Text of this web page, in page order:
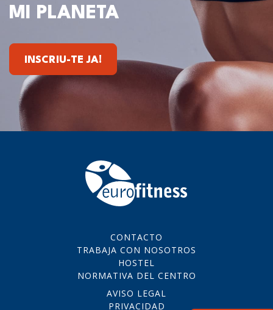
MI PLANETA
INSCRIU-TE JA!
CONTACTO
TRABAJA CON NOSOTROS
HOSTEL
NORMATIVA DEL CENTRO
AVISO LEGAL
PRIVACIDAD